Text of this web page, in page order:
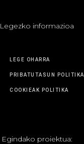
Legezko informazioa
LEGE OHARRA
PRIBATUTASUN POLITIKA
COOKIEAK POLITIKA
Egindako proiektua: